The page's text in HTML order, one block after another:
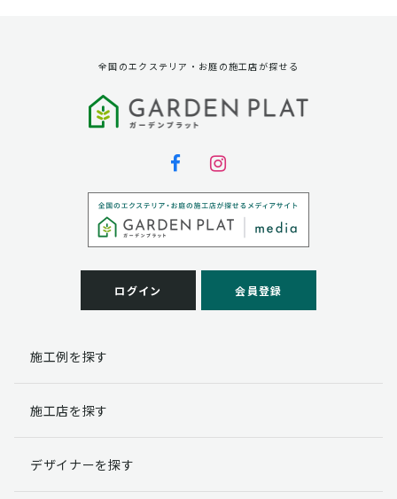
第三者への提供
弊社は法律で定められている場合を除いて、お客様の個
個人情報の取扱い業務の委託
弊社は事業運営上、お客様により良いサービスを提供す
るために業務の一部を外部に委託しており、業務委託先
客様には、貴殿の個人情報の利用目的の通知、開示、訂
理・機密保持などによりお客様の個人情報の漏洩防止に
個人情報提出の任意性
す。
全国のエクステリア・お庭の施工店が探せる
ログイン 会員登録
施工例を探す
施工店を探す
デザイナーを探す